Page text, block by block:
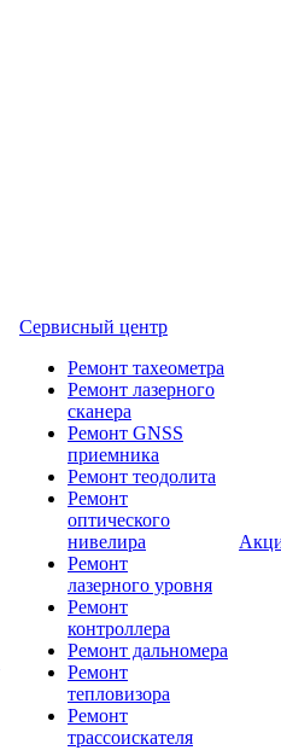
Сервисный центр
Ремонт тахеометра
Ремонт лазерного
сканера
Ремонт GNSS
приемника
Ремонт теодолита
Ремонт
оптического
нивелира
Ремонт
лазерного уровня
Ремонт
контроллера
Ремонт дальномера
Ремонт
тепловизора
Ремонт
трассоискателя